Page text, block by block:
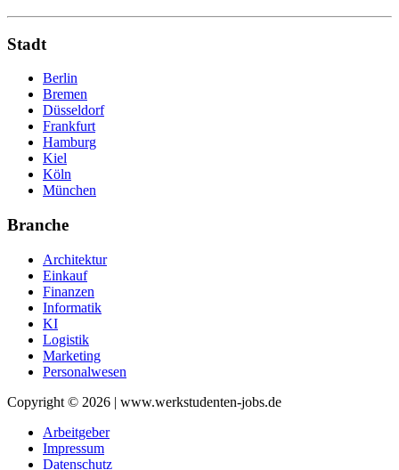
Stadt
Berlin
Bremen
Düsseldorf
Frankfurt
Hamburg
Kiel
Köln
München
Branche
Architektur
Einkauf
Finanzen
Informatik
KI
Logistik
Marketing
Personalwesen
Copyright © 2026 | www.werkstudenten-jobs.de
Arbeitgeber
Impressum
Datenschutz